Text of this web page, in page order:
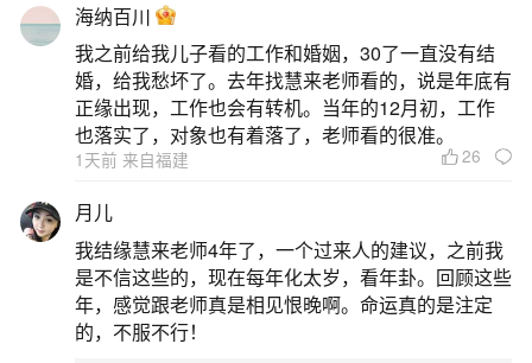
中的桃花运若八字无桃花星，需观察大运地支是否
出现桃花星。大运地支为桃花星：如申日出生者走
丁酉大运（酉为桃花星），此十年内桃花运旺盛，
易遇感情机会。大运与八字
2、四柱全是桃花的八字怎么看八字桃花运旺不
旺？
如果一个人出生的年份或者日子是亥、卯、未
这三个，而且这个人的八字的其他四柱，其中有一
海纳百川
我之前给我儿子看的工作和婚姻，30了一直没有结
婚，给我愁坏了。去年找慧来老师看的，说是年底有
正缘出现，工作也会有转机。当年的12月初，工作
也落实了，对象也有着落了，老师看的很准。
1天前 来自福建 26
月儿
我结缘慧来老师4年了，一个过来人的建议，之前我
是不信这些的，现在每年化太岁，看年卦。回顾这些
年，感觉跟老师真是相见恨晚啊。命运真的是注定
的，不服不行！